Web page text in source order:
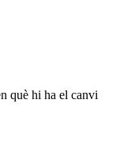
què hi ha el canvi